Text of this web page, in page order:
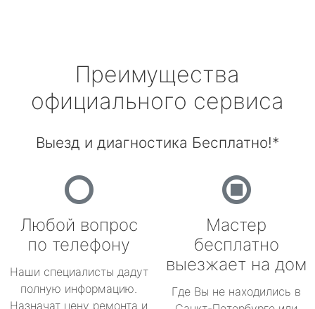
Преимущества
официального сервиса
Выезд и диагностика Бесплатно!*
Любой вопрос
по телефону
Наши специалисты дадут
полную информацию.
Назначат цену ремонта и
Мастер
бесплатно
выезжает на дом
Где Вы не находились в